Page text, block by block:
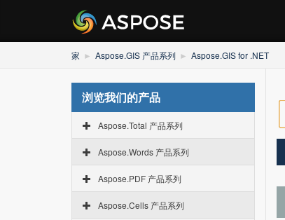
家 Aspose.GIS 产品系列 Aspose.GIS for .NET
浏览我们的产品
Aspose.Total 产品系列
Aspose.Words 产品系列
Aspose.PDF 产品系列
Aspose.Cells 产品系列